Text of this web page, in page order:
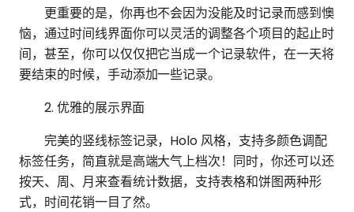
更重要的是，你再也不会因为没能及时记录而感到懊
恼，通过时间线界面你可以灵活的调整各个项目的起止时
间，甚至，你可以仅仅把它当成一个记录软件，在一天将
要结束的时候，手动添加一些记录。
2. 优雅的展示界面
完美的竖线标签记录，Holo 风格，支持多颜色调配
标签任务，简直就是高端大气上档次！同时，你还可以还
按天、周、月来查看统计数据，支持表格和饼图两种形
式，时间花销一目了然。